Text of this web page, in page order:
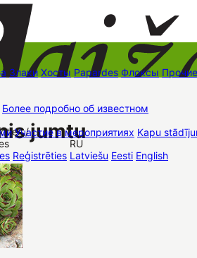
/
Reģistrēties
RU
Latviešu Eesti English
Злаки Хосты Papardes Флоксы Прочие
Более подробно об известном
Участие в мероприятиях Kapu
Dāvanu kartes Augu komplekti
jumtu